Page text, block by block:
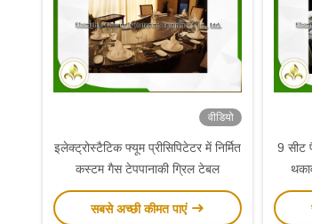
वीडियो
इलेक्ट्रोस्टैटिक फ्यूम प्रीसिपिटेटर में निर्मित
कस्टम गैस टेपपानाकी ग्रिल टेबल
सबसे अच्छी कीमत पाएं
9 सीट